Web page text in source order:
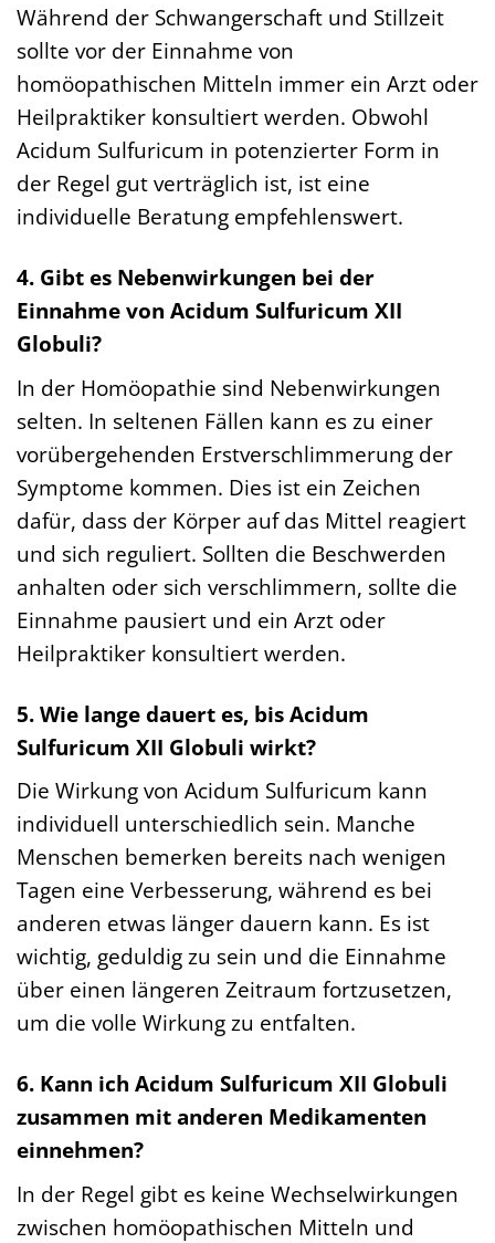
Während der Schwangerschaft und Stillzeit
sollte vor der Einnahme von
homöopathischen Mitteln immer ein Arzt oder
Heilpraktiker konsultiert werden. Obwohl
Acidum Sulfuricum in potenzierter Form in
der Regel gut verträglich ist, ist eine
individuelle Beratung empfehlenswert.
4. Gibt es Nebenwirkungen bei der
Einnahme von Acidum Sulfuricum XII
Globuli?
In der Homöopathie sind Nebenwirkungen
selten. In seltenen Fällen kann es zu einer
vorübergehenden Erstverschlimmerung der
Symptome kommen. Dies ist ein Zeichen
dafür, dass der Körper auf das Mittel reagiert
und sich reguliert. Sollten die Beschwerden
anhalten oder sich verschlimmern, sollte die
Einnahme pausiert und ein Arzt oder
Heilpraktiker konsultiert werden.
5. Wie lange dauert es, bis Acidum
Sulfuricum XII Globuli wirkt?
Die Wirkung von Acidum Sulfuricum kann
individuell unterschiedlich sein. Manche
Menschen bemerken bereits nach wenigen
Tagen eine Verbesserung, während es bei
anderen etwas länger dauern kann. Es ist
wichtig, geduldig zu sein und die Einnahme
über einen längeren Zeitraum fortzusetzen,
um die volle Wirkung zu entfalten.
6. Kann ich Acidum Sulfuricum XII Globuli
zusammen mit anderen Medikamenten
einnehmen?
In der Regel gibt es keine Wechselwirkungen
zwischen homöopathischen Mitteln und